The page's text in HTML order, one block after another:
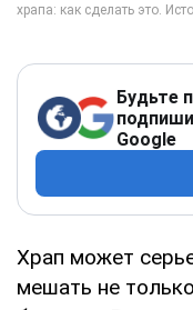
Будьте
Google
Храп может
мешать не